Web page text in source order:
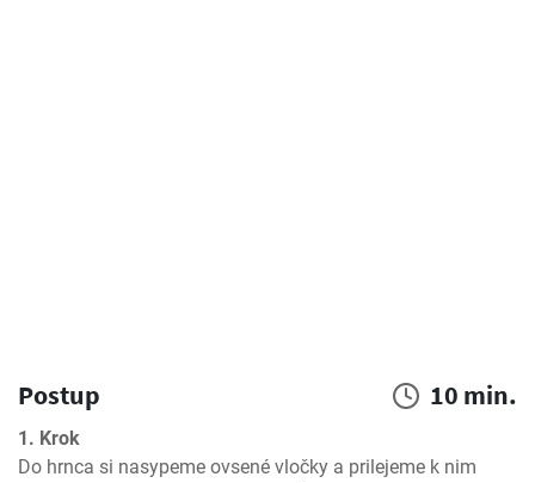
Postup 10 min.
1. Krok
Do hrnca si nasypeme ovsené vločky a prilejeme k nim